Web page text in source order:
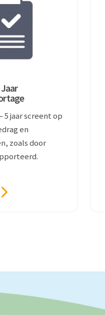
5 jaar screent op
en
zoals door